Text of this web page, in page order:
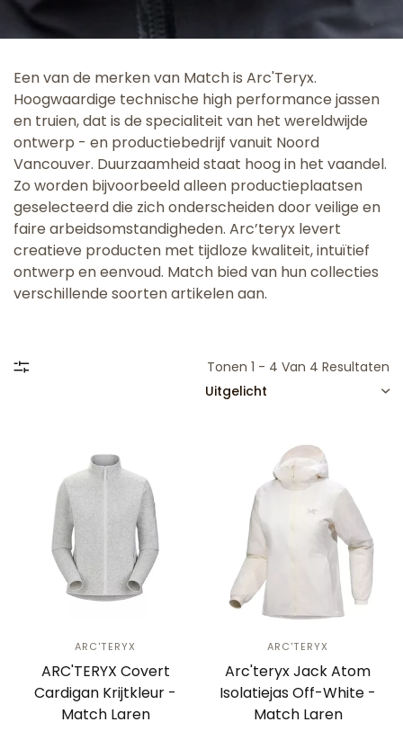
Een van de merken van Match is Arc'Teryx.
Hoogwaardige technische high performance jassen
en truien, dat is de specialiteit van het wereldwijde
ontwerp - en productiebedrijf vanuit Noord
Vancouver. Duurzaamheid staat hoog in het vaandel.
Zo worden bijvoorbeeld alleen productieplaatsen
geselecteerd die zich onderscheiden door veilige en
faire arbeidsomstandigheden. Arc’teryx levert
creatieve producten met tijdloze kwaliteit, intuïtief
ontwerp en eenvoud. Match bied van hun collecties
verschillende soorten artikelen aan.
Tonen 1 - 4 Van 4 Resultaten
ARC'TERYX
ARC'TERYX Covert
Cardigan Krijtkleur -
Match Laren
ARC'TERYX
Arc'teryx Jack Atom
Isolatiejas Off-White -
Match Laren